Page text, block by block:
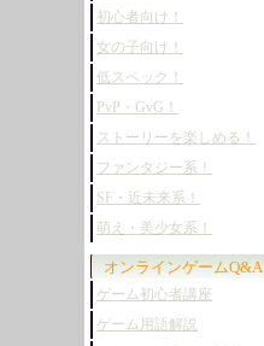
初心者向け！
女の子向け！
低スペック！
PvP・GvG！
ストーリーを楽しめる！
ファンタジー系！
SF・近未来系！
萌え・美少女系！
オンラインゲームQ&A
ゲーム初心者講座
ゲーム用語解説